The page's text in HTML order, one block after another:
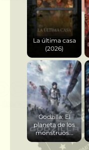
La última casa
(2026)
Godzilla: El
planeta de los
monstruos...